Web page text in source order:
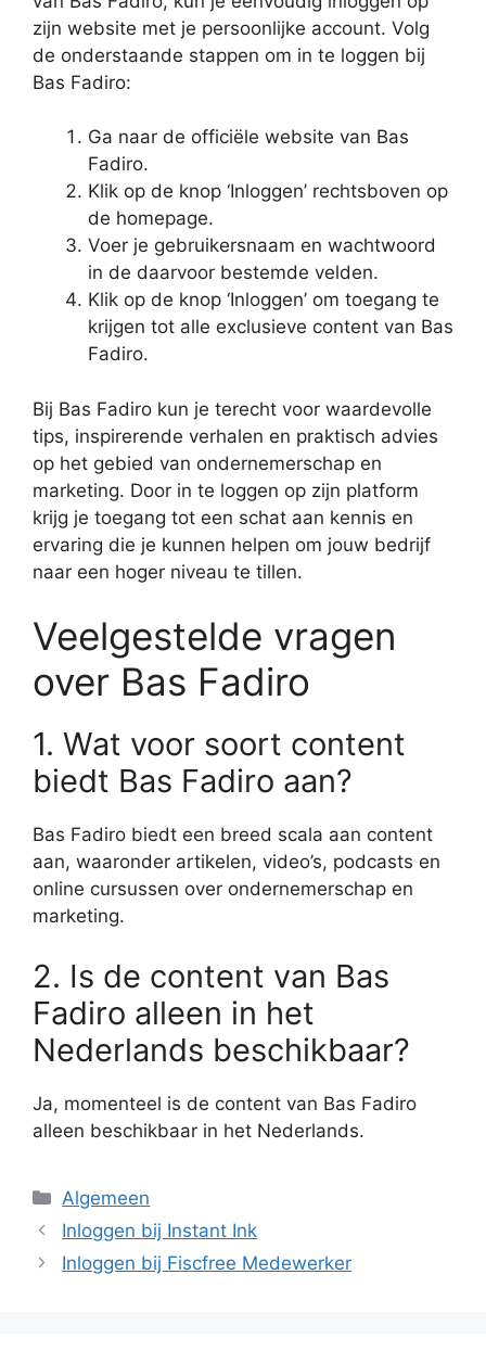
zijn website met je persoonlijke account. Volg
de onderstaande stappen om in te loggen bij
Bas Fadiro:
Ga naar de officiële website van Bas
Fadiro.
Klik op de knop ‘Inloggen’ rechtsboven op
de homepage.
Voer je gebruikersnaam en wachtwoord
in de daarvoor bestemde velden.
Klik op de knop ‘Inloggen’ om toegang te
krijgen tot alle exclusieve content van Bas
Fadiro.
Bij Bas Fadiro kun je terecht voor waardevolle
tips, inspirerende verhalen en praktisch advies
op het gebied van ondernemerschap en
marketing. Door in te loggen op zijn platform
krijg je toegang tot een schat aan kennis en
ervaring die je kunnen helpen om jouw bedrijf
naar een hoger niveau te tillen.
Veelgestelde vragen
over Bas Fadiro
1. Wat voor soort content
biedt Bas Fadiro aan?
Bas Fadiro biedt een breed scala aan content
aan, waaronder artikelen, video’s, podcasts en
online cursussen over ondernemerschap en
marketing.
2. Is de content van Bas
Fadiro alleen in het
Nederlands beschikbaar?
Ja, momenteel is de content van Bas Fadiro
alleen beschikbaar in het Nederlands.
Categorieën
Algemeen
Inloggen bij Instant Ink
Inloggen bij Fiscfree Medewerker